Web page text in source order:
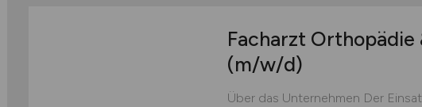
Facharzt
(m/w/d)
Über das Unternehmen Der